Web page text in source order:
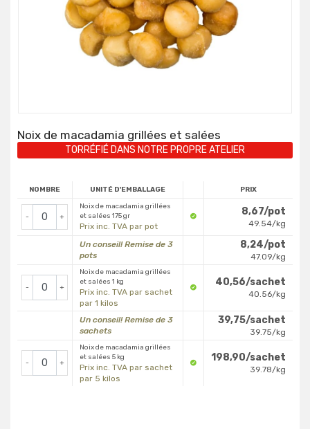
Noix de macadamia grillées et salées
TORRÉFIÉ DANS NOTRE PROPRE ATELIER
NOMBRE UNITÉ D'EMBALLAGE PRIX
- +
Noix de macadamia grillées
et salées 175 gr
Prix inc. TVA par pot
8,67/pot
49.54/kg
Un conseil! Remise de 3
pots
8,24/pot
47.09/kg
- +
Noix de macadamia grillées
et salées 1 kg
Prix inc. TVA par sachet
par 1 kilos
40,56/sachet
40.56/kg
Un conseil! Remise de 3
sachets
39,75/sachet
39.75/kg
- +
Noix de macadamia grillées
et salées 5 kg
Prix inc. TVA par sachet
par 5 kilos
198,90/sachet
39.78/kg